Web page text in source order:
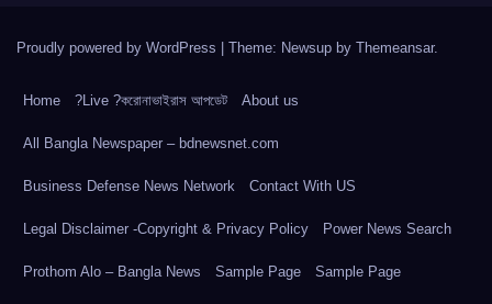
Proudly powered by WordPress Theme: Newsup by Themeansar.
Home ?Live ?করোনাভাইরাস আপডেট About us
All Bangla Newspaper – bdnewsnet.com
Business Defense News Network Contact With US
Legal Disclaimer -Copyright & Privacy Policy Power News Search
Prothom Alo – Bangla News Sample Page Sample Page